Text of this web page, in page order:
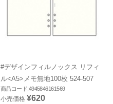
#デザインフィルノックス リフィ
ル<A5>メモ無地100枚 524-507
商品コード:4945846161569
小売価格 ¥620